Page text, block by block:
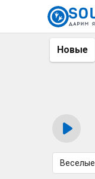
Новые
Веселые